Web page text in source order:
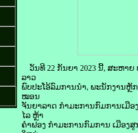
ວັນທີ 22 ກັນຍາ 2023 ນີ້, ສະຫາ
ລາວ
ພົບປະໂອ້ລົມການນຳ, ພະນັກງານຫຼັ
ໝອນ
ຈັນຍາລາດ ກຳມະການກົມການເມື
ໄລ ຫຼ້າ
ຄຳຟອງ ກຳມະການກົມການ ເມືອງ